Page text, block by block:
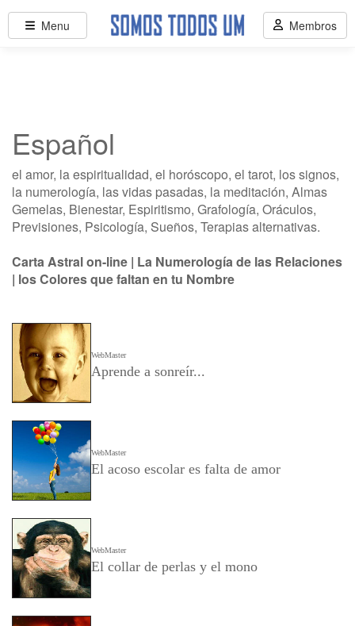
Español
el amor, la espiritualidad, el horóscopo, el tarot, los signos,
la numerología, las vidas pasadas, la meditación, Almas
Gemelas, Bienestar, Espiritismo, Grafología, Oráculos,
Previsiones, Psicología, Sueños, Terapias alternativas.
Carta Astral on-line | La Numerología de las Relaciones
| los Colores que faltan en tu Nombre
WebMaster
Aprende a sonreír...
WebMaster
El acoso escolar es falta de amor
WebMaster
El collar de perlas y el mono
Menu Membros